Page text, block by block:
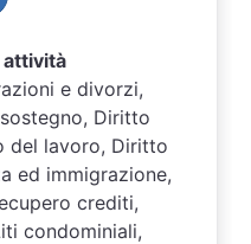
attività
e divorzi,
Diritto
del lavoro, Diritto
ed immigrazione,
crediti,
condominiali,